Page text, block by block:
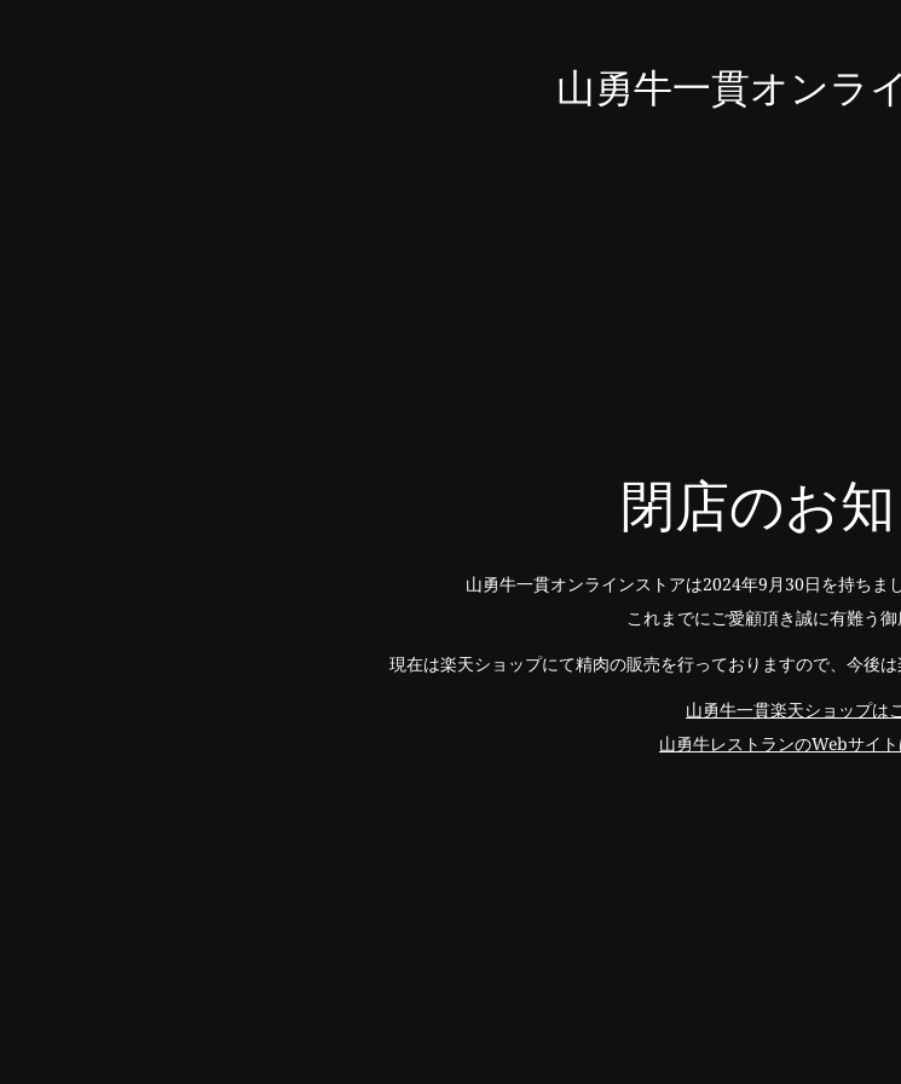
山勇牛一貫オンラ
閉店のお
山勇牛一貫オンラインストアは2024年9月30日を持ちま
これまでにご愛顧頂き誠に有難う御
現在は楽天ショップにて精肉の販売を行っておりますので、今後
山勇牛一貫楽天ショップは
山勇牛レストランのWebサイ